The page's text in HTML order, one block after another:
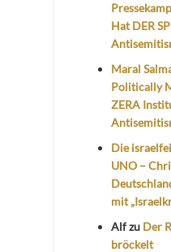
Hat DER
Maral
Politically
ZERA
Die
UNO –
mit
Alfzu Der
bröckelt